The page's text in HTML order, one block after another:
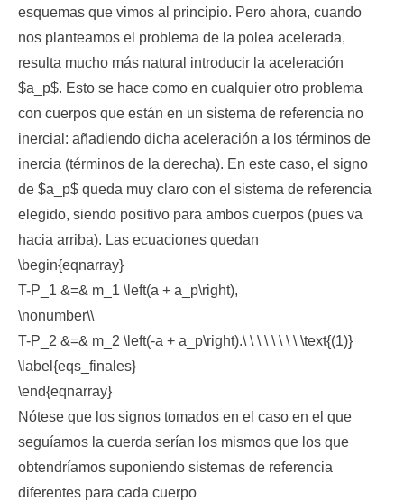
esquemas que vimos al principio. Pero ahora, cuando
nos planteamos el problema de la polea acelerada,
resulta mucho más natural introducir la aceleración
$a_p$. Esto se hace como en cualquier otro problema
con cuerpos que están en un sistema de referencia no
inercial: añadiendo dicha aceleración a los términos de
inercia (términos de la derecha). En este caso, el signo
de $a_p$ queda muy claro con el sistema de referencia
elegido, siendo positivo para ambos cuerpos (pues va
hacia arriba). Las ecuaciones quedan
\begin{eqnarray}
T-P_1 &=& m_1 \left(a + a_p\right),
\nonumber\\
T-P_2 &=& m_2 \left(-a + a_p\right).\ \ \ \ \ \ \ \ \text{(1)}
\label{eqs_finales}
\end{eqnarray}
Nótese que los signos tomados en el caso en el que
seguíamos la cuerda serían los mismos que los que
obtendríamos suponiendo sistemas de referencia
diferentes para cada cuerpo